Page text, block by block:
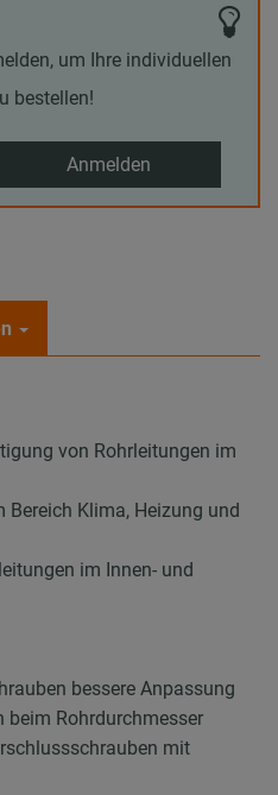
um Ihre individuellen
bestellen!
Anmelden
von Rohrleitungen im
Bereich Klima, Heizung und
im Innen- und
bessere Anpassung
beim Rohrdurchmesser
mit